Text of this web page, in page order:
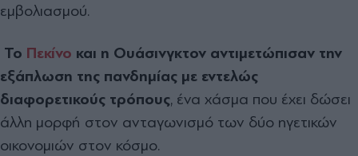
εμβολιασμού.
Το Πεκίνο και η Ουάσινγκτον αντιμετώπισαν την
εξάπλωση της πανδημίας με εντελώς
διαφορετικούς τρόπους, ένα χάσμα που έχει δώσει
άλλη μορφή στον ανταγωνισμό των δύο ηγετικών
οικονομιών στον κόσμο.